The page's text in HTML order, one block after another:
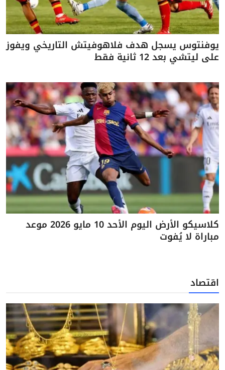
يوفنتوس يسجل هدف فلاهوفيتش التاريخي ويفوز
على ليتشي بعد 12 ثانية فقط
كلاسيكو الأرض اليوم الأحد 10 مايو 2026 موعد
مباراة لا يُفوت
اقتصاد